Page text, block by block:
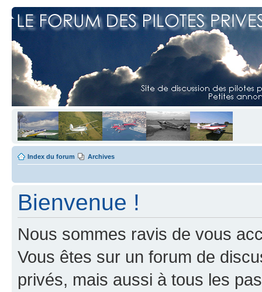
Index du forum Archives
Bienvenue !
Nous sommes ravis de vous
Vous êtes sur un forum de
privés, mais aussi à tous les